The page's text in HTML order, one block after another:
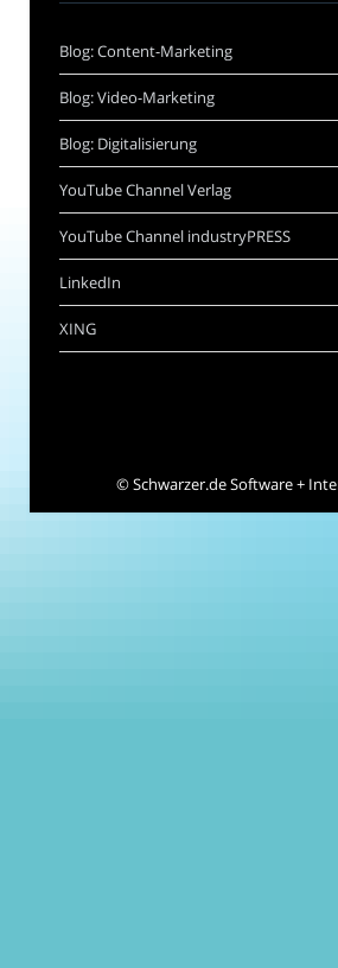
Blog: Content-Marketing
Blog: Video-Marketing
Blog: Digitalisierung
YouTube Channel Verlag
YouTube Channel industryPRESS
LinkedIn
XING
©Schwarzer.de Software +